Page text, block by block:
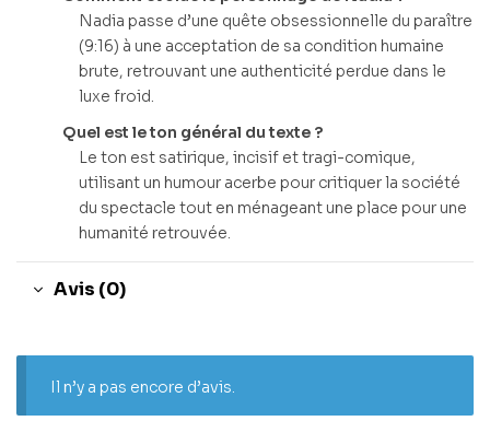
Nadia passe d’une quête obsessionnelle du paraître
(9:16) à une acceptation de sa condition humaine
brute, retrouvant une authenticité perdue dans le
luxe froid.
Quel est le ton général du texte ?
Le ton est satirique, incisif et tragi-comique,
utilisant un humour acerbe pour critiquer la société
du spectacle tout en ménageant une place pour une
humanité retrouvée.
Avis (0)
Il n’y a pas encore d’avis.